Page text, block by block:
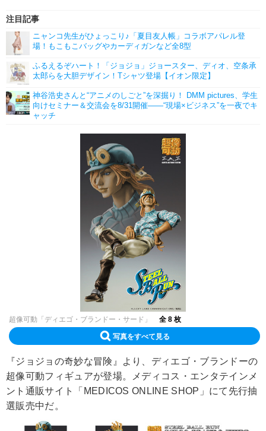
注目記事
ニャンコ先生がひょっこり♪「夏目友人帳」コラボアパレル登
場！もこもこバッグやカーディガンなど全8型
ふるえるぞハート！「ジョジョ」ジョースター、ディオ、空条承
太郎らを大胆デザイン！Tシャツ登場【イオン限定】
神谷浩史さんと“アニメのしごと”を深掘り！ DMM pictures、学生
向けセミナー＆交流会を8/31開催――“現場×ビジネス”を一夜でキ
ャッチ
超像可動「ディエゴ・ブランドー・サード」 全 8 枚
写真をすべて見る
『ジョジョの奇妙な冒険』より、ディエゴ・ブランドーの
超像可動フィギュアが登場。メディコス・エンタテインメ
ント通販サイト「MEDICOS ONLINE SHOP」にて先行抽
選販売中だ。